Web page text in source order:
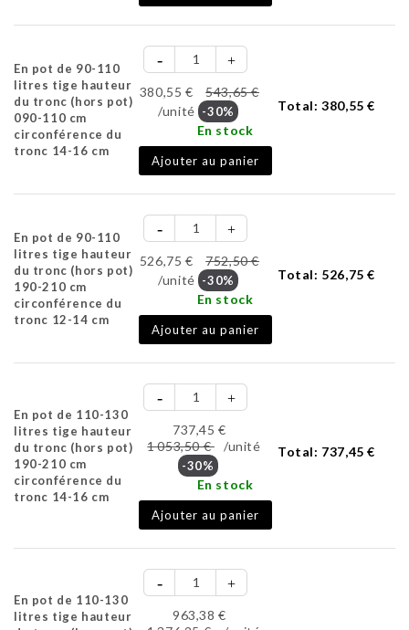
En pot de 90-110
litres tige hauteur
du tronc (hors pot)
090-110 cm
circonférence du
tronc 14-16 cm
380,55 €
543,65 €
/unité -30%
En stock
Ajouter au panier
Total:380,55 €
En pot de 90-110
litres tige hauteur
du tronc (hors pot)
190-210 cm
circonférence du
tronc 12-14 cm
526,75 €
752,50 €
/unité -30%
En stock
Ajouter au panier
Total: 526,75 €
En pot de 110-130
litres tige hauteur
du tronc (hors pot)
190-210 cm
circonférence du
tronc 14-16 cm
737,45 €
1 053,50 € /unité
-30%
En stock
Ajouter au panier
Total: 737,45 €
En pot de 110-130
litres tige hauteur
963,38 €